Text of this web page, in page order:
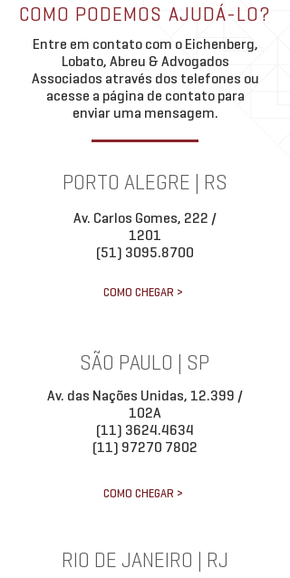
PORTO ALEGRE | RS
Av. Carlos Gomes, 222 /
1201
(51) 3095.8700
COMO CHEGAR >
SÃO PAULO | SP
Av. das Nações Unidas, 12.399 /
102A
(11) 3624.4634
(11) 97270 7802
COMO CHEGAR >
RIO DE JANEIRO | RJ
COMO PODEMOS AJUDÁ-LO?
Entre em contato com o Eichenberg,
Lobato, Abreu & Advogados
Associados através dos telefones ou
acesse a página de contato para
enviar uma mensagem.